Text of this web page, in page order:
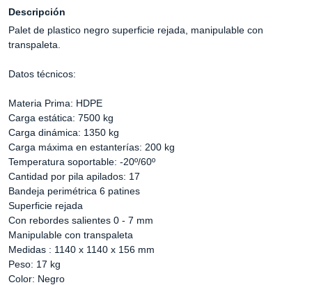
Descripción
Palet de plastico negro superficie rejada, manipulable con
transpaleta.
Datos técnicos:
Materia Prima: HDPE
Carga estática: 7500 kg
Carga dinámica: 1350 kg
Carga máxima en estanterías: 200 kg
Temperatura soportable: -20º/60º
Cantidad por pila apilados: 17
Bandeja perimétrica 6 patines
Superficie rejada
Con rebordes salientes 0 - 7 mm
Manipulable con transpaleta
Medidas : 1140 x 1140 x 156 mm
Peso: 17 kg
Color: Negro